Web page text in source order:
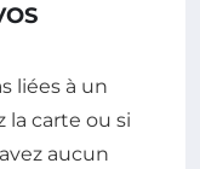
liées à un
la carte ou si
aucun